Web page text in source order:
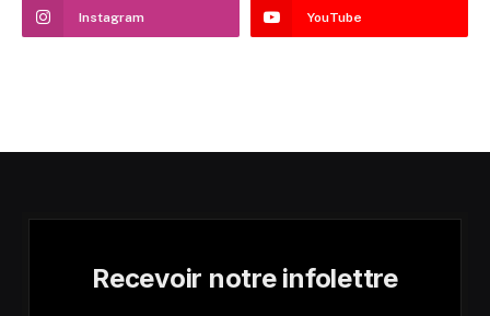
Instagram YouTube
Recevoir notre infolettre